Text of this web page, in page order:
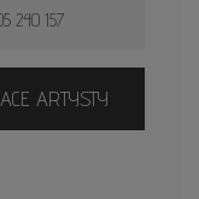
240 157
ARTYSTY